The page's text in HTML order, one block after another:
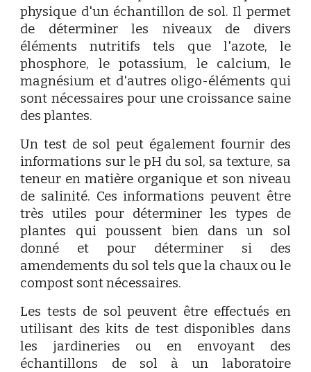
physique d'un échantillon de sol. Il permet
de déterminer les niveaux de divers
éléments nutritifs tels que l'azote, le
phosphore, le potassium, le calcium, le
magnésium et d'autres oligo-éléments qui
sont nécessaires pour une croissance saine
des plantes.
Un test de sol peut également fournir des
informations sur le pH du sol, sa texture, sa
teneur en matière organique et son niveau
de salinité. Ces informations peuvent être
très utiles pour déterminer les types de
plantes qui poussent bien dans un sol
donné et pour déterminer si des
amendements du sol tels que la chaux ou le
compost sont nécessaires.
Les tests de sol peuvent être effectués en
utilisant des kits de test disponibles dans
les jardineries ou en envoyant des
échantillons de sol à un laboratoire